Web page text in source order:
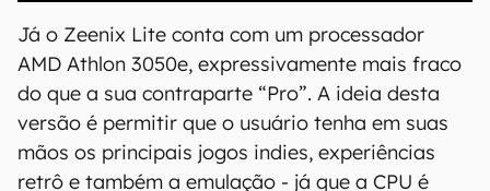
Já o Zeenix Lite conta com um processador
AMD Athlon 3050e, expressivamente mais fraco
do que a sua contraparte “Pro”. A ideia desta
versão é permitir que o usuário tenha em suas
mãos os principais jogos indies, experiências
retrô e também a emulação - já que a CPU é